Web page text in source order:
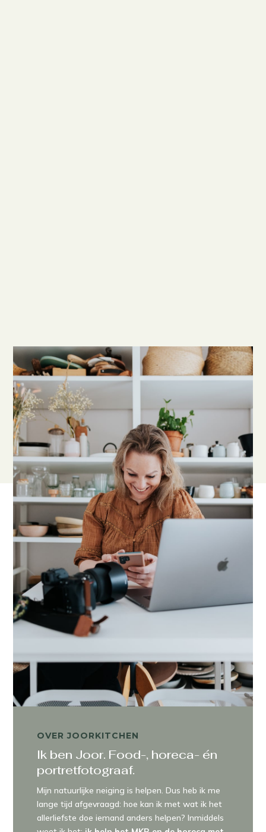
OVER JOORKITCHEN
Ik ben Joor. Food-, horeca- én
portretfotograaf.
Mijn natuurlijke neiging is helpen. Dus heb ik me
lange tijd afgevraagd: hoe kan ik met wat ik het
allerliefste doe iemand anders helpen? Inmiddels